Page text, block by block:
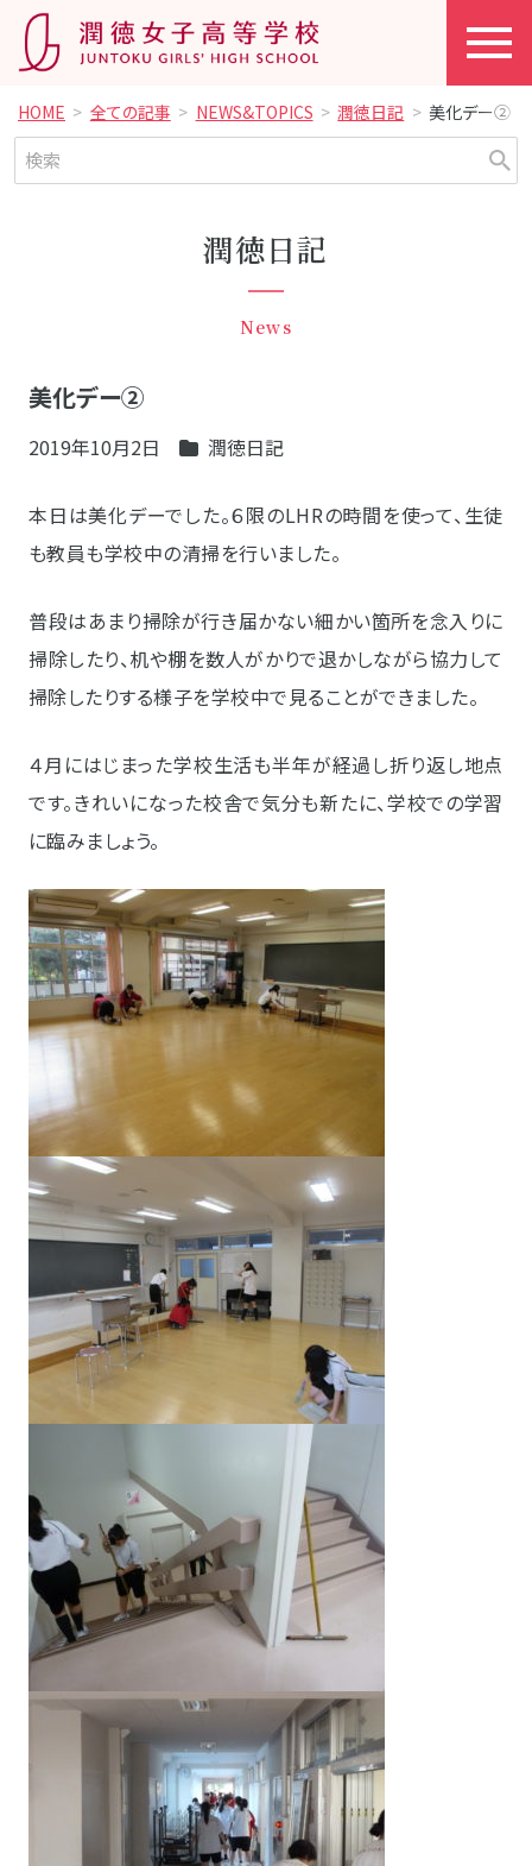
HOME 全ての記事 NEWS&TOPICS 潤徳日記 美化デー②
潤徳日記
News
美化デー②
2019年10月2日 潤徳日記
本日は美化デーでした。６限のLHRの時間を使って、生徒
も教員も学校中の清掃を行いました。
普段はあまり掃除が行き届かない細かい箇所を念入りに
掃除したり、机や棚を数人がかりで退かしながら協力して
掃除したりする様子を学校中で見ることができました。
４月にはじまった学校生活も半年が経過し折り返し地点
です。きれいになった校舎で気分も新たに、学校での学習
に臨みましょう。